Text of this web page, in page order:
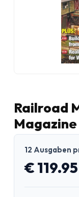
Railroad
Magazine
12 Ausgaben
€ 119.95